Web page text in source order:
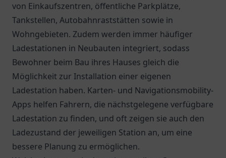
von Einkaufszentren, öffentliche Parkplätze,
Tankstellen, Autobahnraststätten sowie in
Wohngebieten. Zudem werden immer häufiger
Ladestationen in Neubauten integriert, sodass
Bewohner beim Bau ihres Hauses gleich die
Möglichkeit zur Installation einer eigenen
Ladestation haben. Karten- und Navigationsmobility-
Apps helfen Fahrern, die nächstgelegene verfügbare
Ladestation zu finden, und oft zeigen sie auch den
Ladezustand der jeweiligen Station an, um eine
bessere Planung zu ermöglichen.